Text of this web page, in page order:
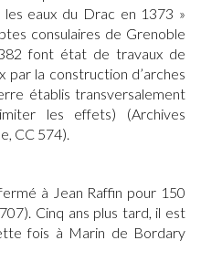
les eaux du Drac en 1373 »
consulaires de Grenoble
font état de travaux de
par la construction d’arches
établis transversalement
les effets) (Archives
CC 574).
à Jean Raffin pour 150
Cinq ans plus tard, il est
fois à Marin de Bordary